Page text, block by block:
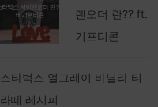
렌오더 란?? ft.
기프티콘
스타벅스 얼그레이 바닐라 티
라떼 레시피